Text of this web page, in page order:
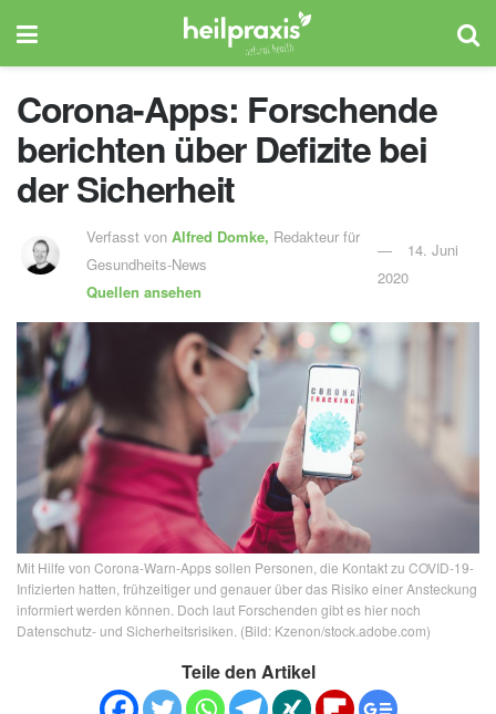
Corona-Apps: Forschende
berichten über Defizite bei
der Sicherheit
Verfasst von Alfred Domke, Redakteur für
Gesundheits-News
Quellen ansehen
14. Juni
2020
Mit Hilfe von Corona-Warn-Apps sollen Personen, die Kontakt zu COVID-19-
Infizierten hatten, frühzeitiger und genauer über das Risiko einer Ansteckung
informiert werden können. Doch laut Forschenden gibt es hier noch
Datenschutz- und Sicherheitsrisiken. (Bild: Kzenon/stock.adobe.com)
Teile den Artikel